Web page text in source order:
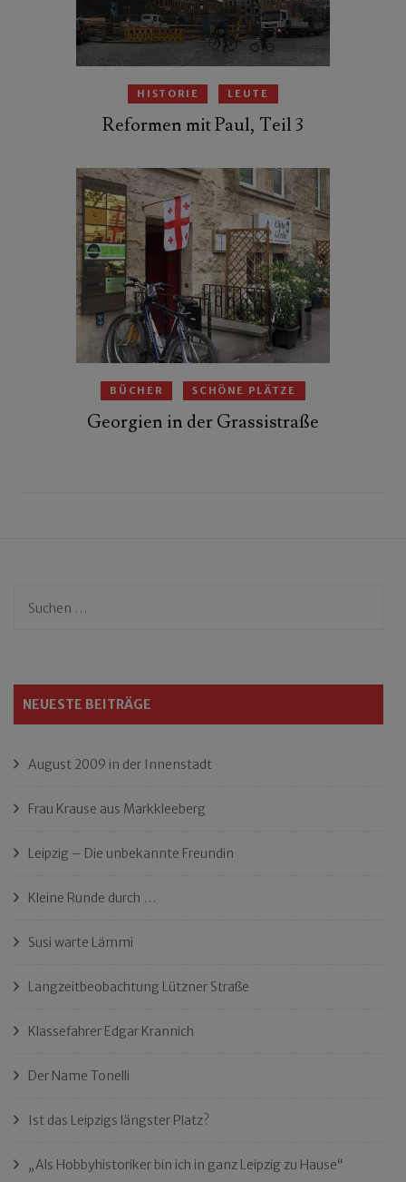
HISTORIE LEUTE
Reformen mit Paul, Teil 3
BÜCHER SCHÖNE PLÄTZE
Georgien in der Grassistraße
Suchen
NEUESTE BEITRÄGE
August 2009 in der Innenstadt
Frau Krause aus Markkleeberg
Leipzig – Die unbekannte Freundin
Kleine Runde durch …
Susi warte Lämmi
Langzeitbeobachtung Lützner Straße
Klassefahrer Edgar Krannich
Der Name Tonelli
Ist das Leipzigs längster Platz?
„Als Hobbyhistoriker bin ich in ganz Leipzig zu Hause“